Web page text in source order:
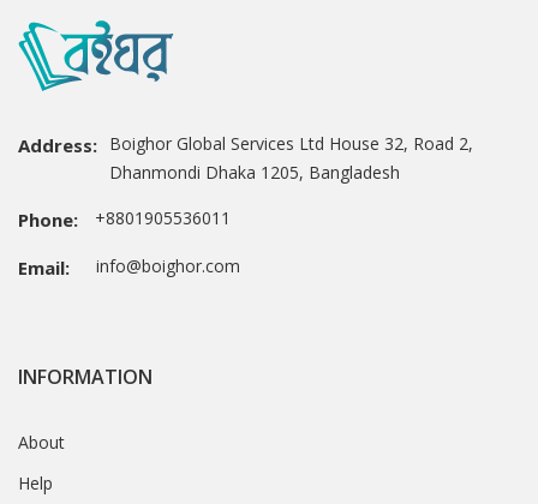
Address: Boighor Global Services Ltd House 32, Road 2,
Dhanmondi Dhaka 1205, Bangladesh
Phone: +8801905536011
Email: info@boighor.com
INFORMATION
About
Help